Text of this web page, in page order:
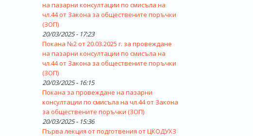
на пазарни консултации по смисъла на
чл.44 от Закона за обществените поръчки
(ЗОП)
20/03/2025 - 17:23
Покана №2 от 20.03.2025 г. за провеждане
на пазарни консултации по смисъла на
чл.44 от Закона за обществените поръчки
(ЗОП)
20/03/2025 - 16:15
Покана за провеждане на пазарни
консултации по смисъла на чл.44 от Закона
за обществените поръчки (ЗОП)
20/03/2025 - 15:36
Първа лекция от подготвения от ЦКОДУХЗ